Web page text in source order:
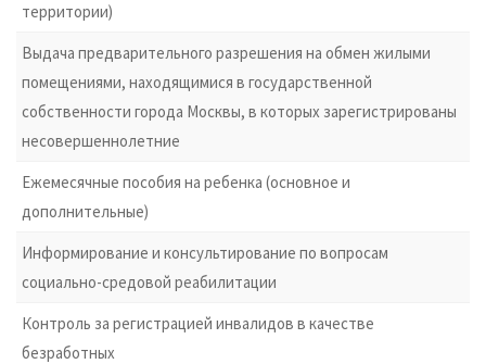
территории)
Выдача предварительного разрешения на обмен жилыми
помещениями, находящимися в государственной
собственности города Москвы, в которых зарегистрированы
несовершеннолетние
Ежемесячные пособия на ребенка (основное и
дополнительные)
Информирование и консультирование по вопросам
социально-средовой реабилитации
Контроль за регистрацией инвалидов в качестве
безработных